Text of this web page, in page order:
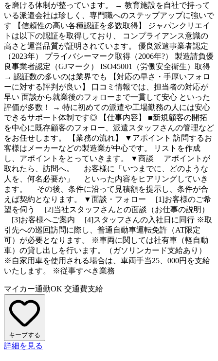
を磨ける体制が整っています。 → 教育施設を自社で持って
いる派遣会社は珍しく、専門職へのステップアップに強いで
す 【信頼性の高い各種認証を多数取得】 ジャパンクリエイ
トは以下の認証を取得しており、 コンプライアンス意識の
高さと運営品質が証明されています。 優良派遣事業者認定
（2023年） プライバシーマーク取得（2006年?） 製造請負優
良事業者認定（GJマーク） ISO45001（労働安全衛生）取得
→ 認証数の多いのは業界でも 【対応の早さ・手厚いフォロ
ーに対する評判が良い】 口コミ情報では、担当者の対応が
早い 面談から就業後のフォローまで一貫して安心 といった
評価が多数！ → 特に初めての派遣や工場勤務の人には安心
できるサポート体制です◎ 【仕事内容】 ■新規顧客の開拓
を中心に既存顧客のフォロー、派遣スタッフさんの管理など
をお任せします。 【業務の流れ】 ▼アポイント 訪問するお
客様はメーカーなどの製造業が中心です。 リストを作成
し、アポイントをとっていきます。 ▼商談 アポイントが
取れたら、訪問へ。 お客様に「いつまでに、どのような
人を、何名必要か」 といった内容をヒアリングしていき
ます。 その後、条件に沿って見積額を提示し、条件が合
えば契約となります。 ▼面談・フォロー [1]お客様のご希
望を伺う [2]当社スタッフさんとの面談（お仕事の説明）
[3]お客様へご案内 [4]スタッフさんの入社日に同行 ※取
引先への巡回訪問に際し、普通自動車運転免許（AT限定
可）が必要となります。 ※車両に関しては社有車（軽自動
車）の貸し出しを行います。（ガソリンカード支給あり）
※自家用車を使用される場合は、車両手当25、000円を支給
いたします。 ※従事すべき業務
マイカー通勤OK 交通費支給
キープする
詳細を見る